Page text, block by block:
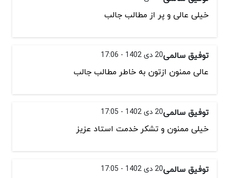
خیلی عالی و پر از مطالب جالب
توفیق سالمی20 دی 1402 - 17:06
عالی ممنون ازتون به خاطر مطالب جالب
توفیق سالمی20 دی 1402 - 17:05
خیلی ممنون و تشکر خدمت استاد عزیز
توفیق سالمی20 دی 1402 - 17:05